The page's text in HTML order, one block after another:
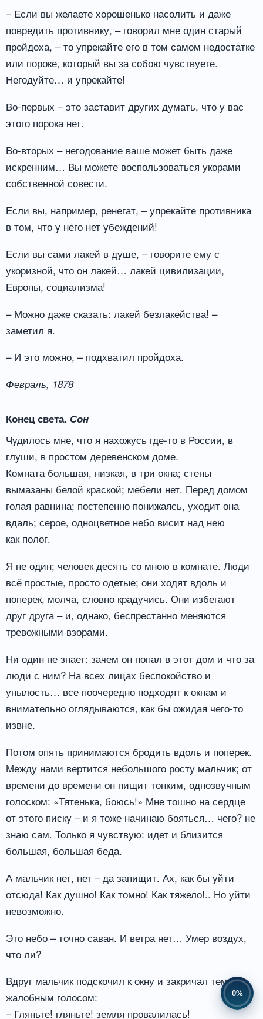
– Если вы желаете хорошенько насолить и даже
повредить противнику, – говорил мне один старый
пройдоха, – то упрекайте его в том самом недостатке
или пороке, который вы за собою чувствуете.
Негодуйте… и упрекайте!
Во-первых – это заставит других думать, что у вас
этого порока нет.
Во-вторых – негодование ваше может быть даже
искренним… Вы можете воспользоваться укорами
собственной совести.
Если вы, например, ренегат, – упрекайте противника
в том, что у него нет убеждений!
Если вы сами лакей в душе, – говорите ему с
укоризной, что он лакей… лакей цивилизации,
Европы, социализма!
– Можно даже сказать: лакей безлакейства! –
заметил я.
– И это можно, – подхватил пройдоха.
Февраль, 1878
Конец света. Сон
Чудилось мне, что я нахожусь где-то в России, в
глуши, в простом деревенском доме.
Комната большая, низкая, в три окна; стены
вымазаны белой краской; мебели нет. Перед домом
голая равнина; постепенно понижаясь, уходит она
вдаль; серое, одноцветное небо висит над нею
как полог.
Я не один; человек десять со мною в комнате. Люди
всё простые, просто одетые; они ходят вдоль и
поперек, молча, словно крадучись. Они избегают
друг друга – и, однако, беспрестанно меняются
тревожными взорами.
Ни один не знает: зачем он попал в этот дом и что за
люди с ним? На всех лицах беспокойство и
унылость… все поочередно подходят к окнам и
внимательно оглядываются, как бы ожидая чего-то
извне.
Потом опять принимаются бродить вдоль и поперек.
Между нами вертится небольшого росту мальчик; от
времени до времени он пищит тонким, однозвучным
голоском: «Тятенька, боюсь!» Мне тошно на сердце
от этого писку – и я тоже начинаю бояться… чего? не
знаю сам. Только я чувствую: идет и близится
большая, большая беда.
А мальчик нет, нет – да запищит. Ах, как бы уйти
отсюда! Как душно! Как томно! Как тяжело!.. Но уйти
невозможно.
Это небо – точно саван. И ветра нет… Умер воздух,
что ли?
Вдруг мальчик подскочил к окну и закричал тем же
жалобным голосом:
– Гляньте! гляньте! земля провалилась!
0%